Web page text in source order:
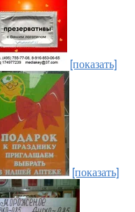
[показать]
[показать]